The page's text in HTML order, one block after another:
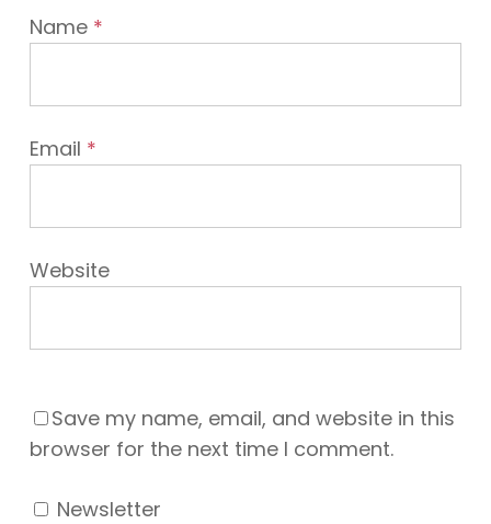
Name *
Email *
Website
Save my name, email, and website in this
browser for the next time I comment.
Newsletter